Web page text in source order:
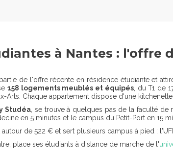
à Nantes : l'offre
de l'offre récente en résidence étudiante et
158 logements meublés et équipés, du T1 de
Arts. Chaque appartement dispose d'une
Studéa , se trouve à quelques pas de la faculté
en 5 minutes et le campus du Petit-Port en 15
de 522 € et sert plusieurs campus à pied :
place ses étudiants à distance de marche de l'